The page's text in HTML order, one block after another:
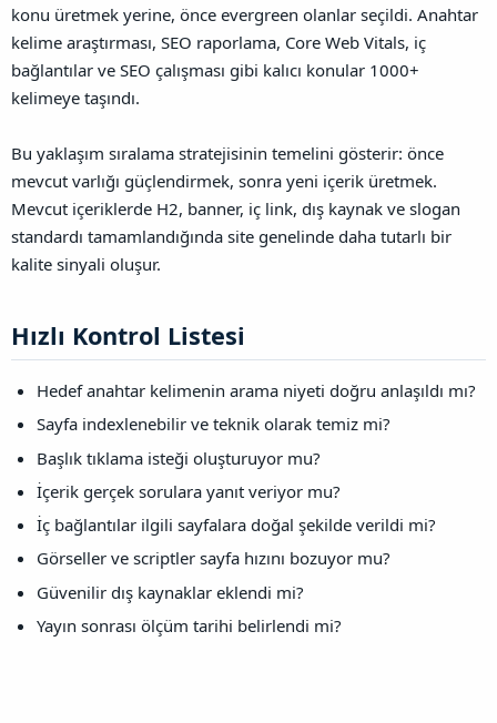
konu üretmek yerine, önce evergreen olanlar seçildi. Anahtar
kelime araştırması, SEO raporlama, Core Web Vitals, iç
bağlantılar ve SEO çalışması gibi kalıcı konular 1000+
kelimeye taşındı.
Bu yaklaşım sıralama stratejisinin temelini gösterir: önce
mevcut varlığı güçlendirmek, sonra yeni içerik üretmek.
Mevcut içeriklerde H2, banner, iç link, dış kaynak ve slogan
standardı tamamlandığında site genelinde daha tutarlı bir
kalite sinyali oluşur.
Hızlı Kontrol Listesi​
Hedef anahtar kelimenin arama niyeti doğru anlaşıldı mı?
Sayfa indexlenebilir ve teknik olarak temiz mi?
Başlık tıklama isteği oluşturuyor mu?
İçerik gerçek sorulara yanıt veriyor mu?
İç bağlantılar ilgili sayfalara doğal şekilde verildi mi?
Görseller ve scriptler sayfa hızını bozuyor mu?
Güvenilir dış kaynaklar eklendi mi?
Yayın sonrası ölçüm tarihi belirlendi mi?